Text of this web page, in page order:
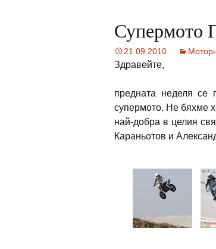
Супермото
21.09.2010
Здравейте,
предната неделя се
супермото. Не бяхме
най-добра в целия
Караньотов и